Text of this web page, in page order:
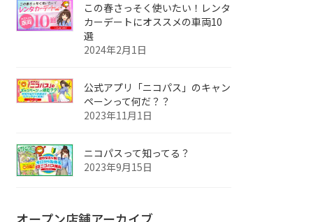
この春さっそく使いたい！レンタ
カーデートにオススメの車両10
選
2024年2月1日
公式アプリ「ニコパス」のキャン
ペーンって何だ？？
2023年11月1日
ニコパスって知ってる？
2023年9月15日